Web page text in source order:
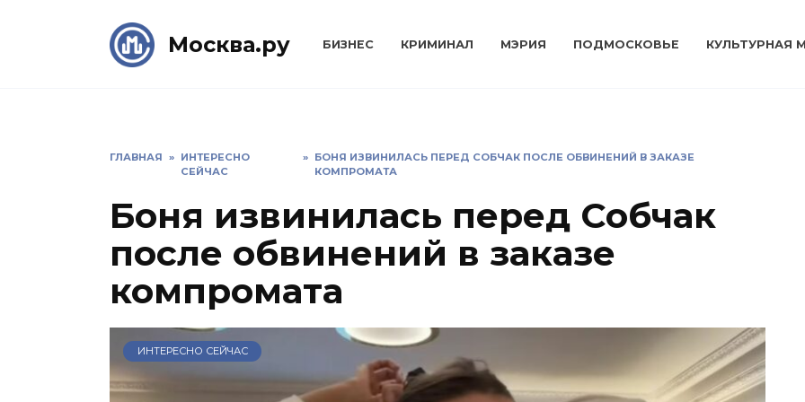
Москва.ру БИЗНЕС КРИМИНАЛ МЭРИЯ ПОДМОСКОВЬЕ КУЛЬТУРНАЯ
ГЛАВНАЯ » ИНТЕРЕСНО
СЕЙЧАС
» БОНЯ ИЗВИНИЛАСЬ ПЕРЕД СОБЧАК ПОСЛЕ ОБВИНЕНИЙ В ЗАКАЗЕ
КОМПРОМАТА
Боня извинилась перед Собчак
после обвинений в заказе
компромата
ИНТЕРЕСНО СЕЙЧАС